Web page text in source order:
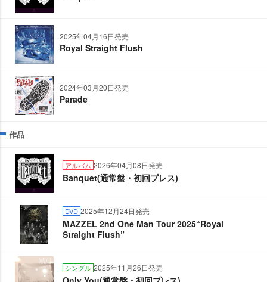
2025年04月16日発売
Royal Straight Flush
2024年03月20日発売
Parade
作品
アルバム 2026年04月08日発売
Banquet(通常盤・初回プレス)
DVD 2025年12月24日発売
MAZZEL 2nd One Man Tour 2025“Royal
Straight Flush”
シングル 2025年11月26日発売